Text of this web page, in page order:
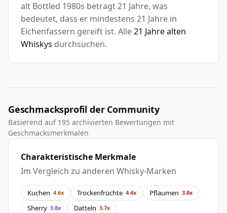
alt Bottled 1980s betragt 21 Jahre, was
bedeutet, dass er mindestens 21 Jahre in
Eichenfassern gereift ist. Alle21 Jahre alten
Whiskys durchsuchen.
Geschmacksprofil der Community
Basierend auf 195 archivierten Bewertungen mit
Geschmacksmerkmalen
Charakteristische Merkmale
Im Vergleich zu anderen Whisky-Marken
Kuchen 4.6x Trockenfrüchte 4.4x Pflaumen 3.8x
Sherry 3.8x Datteln 3.7x